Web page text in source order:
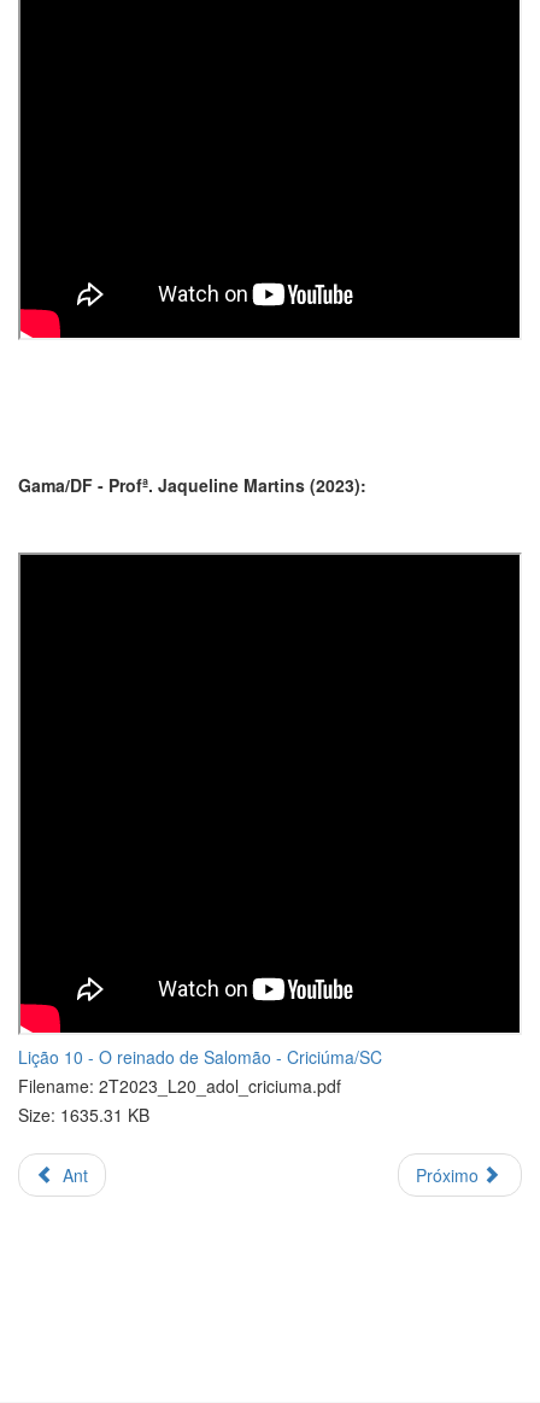
Gama/DF - Profª. Jaqueline Martins (2023):
Lição 10 - O reinado de Salomão - Criciúma/SC
Filename: 2T2023_L20_adol_criciuma.pdf
Size: 1635.31 KB
Ant Próximo